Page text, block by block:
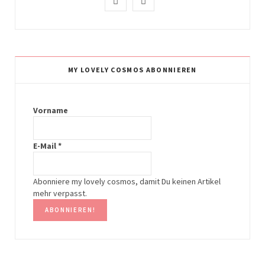
t
a
m
t
s
t
MY LOVELY COSMOS ABONNIEREN
Vorname
E-Mail*
Abonniere my lovely cosmos, damit Du keinen Artikel
mehr verpasst.